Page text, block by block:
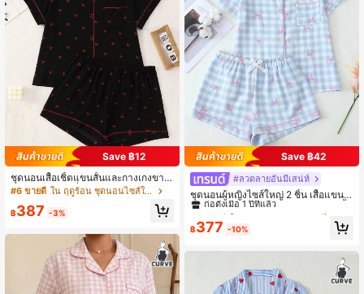
Save ฿12
ชุดนอนเสื้อเชิ้ตแขนสั้นและกางเกงขาสั้
นพิมพ์ลายเชอร์รี่พลัสไซส์สำหรับผู้หญิง
#6 ขายดี ใน ฤดูร้อน ชุดนอนไซส์ใหญ่
฿387 -3%
Save ฿42
#ลวดลายอันมีเสน่ห์
ชุดนอนผู้หญิงไซส์ใหญ่ 2 ชิ้น เสื้อแขนสั้
นคอปกพิมพ์ลายสก็อตและกางเกงขาสั้น
ผูกโบว์ สบาย ฤดูใบไม้ผลิ/ฤดูร้อน
#2 ขายดี
ก่อตั้งเมื่อ 1 ปีที่แล้ว
#2 ขายดี
ก่อตั้งเมื่อ 1 ปีที่แล้ว
#2 ขายดี
ก่อตั้งเมื่อ 1 ปีที่แล้ว
#2 ขายดี
ก่อตั้งเมื่อ 1 ปีที่แล้ว
฿377 -10%